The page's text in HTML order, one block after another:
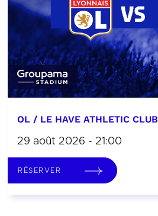
OL / LE HAVE ATHLETIC CLUB
29 août 2026 - 21:00
RÉSERVER